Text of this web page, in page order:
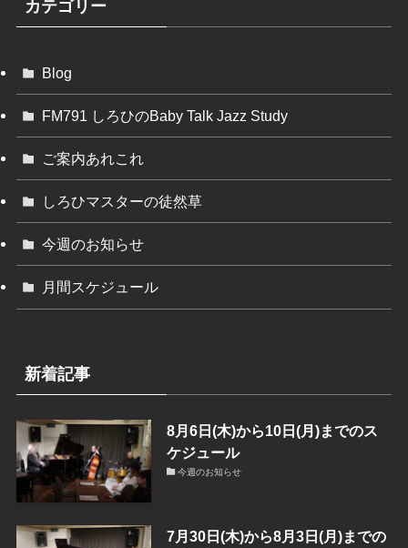
カテゴリー
Blog
FM791 しろひのBaby Talk Jazz Study
ご案内あれこれ
しろひマスターの徒然草
今週のお知らせ
月間スケジュール
新着記事
8月6日(木)から10日(月)までのス
ケジュール
今週のお知らせ
7月30日(木)から8月3日(月)までの